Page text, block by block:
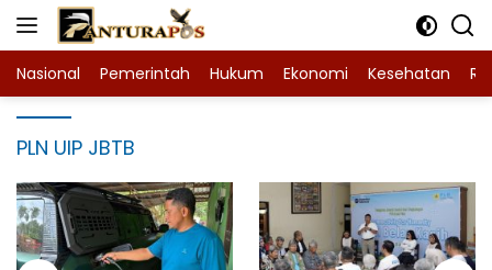
Langsung
Nasional Pemerintah Hukum Ekonomi Kesehatan
PLN UIP JBTB